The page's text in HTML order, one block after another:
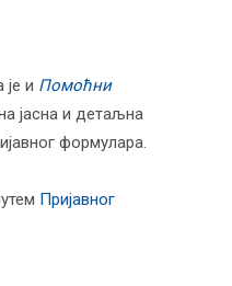
и Помоћни
јасна и детаљна
формулара.
Пријавног